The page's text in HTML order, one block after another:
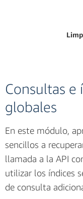
Consultas e
globales
En este módulo,
sencillos a
llamada a la API
utilizar los índices
de consulta